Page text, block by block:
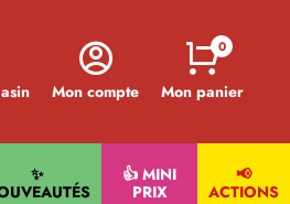
Mon compte Mon panier
0
✨
👍 MINI
PRIX
📢
ACTIONS